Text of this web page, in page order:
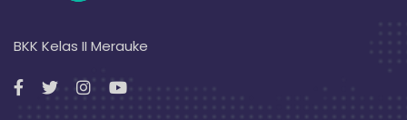
BKK Kelas II Merauke